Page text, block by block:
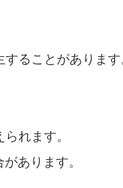
ることがあります
れます。
あります。